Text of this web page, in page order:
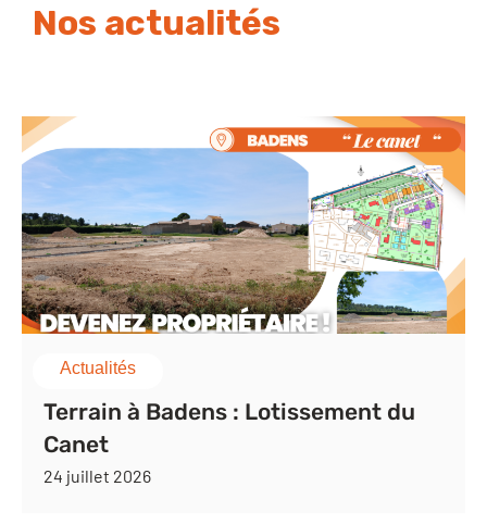
Nos actualités
Actualités
Terrain à Badens : Lotissement du
Canet
24 juillet 2026